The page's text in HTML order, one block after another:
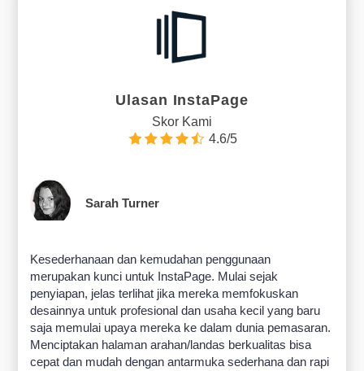
Ulasan InstaPage
Skor Kami
4.6/5
Sarah Turner
Kesederhanaan dan kemudahan penggunaan
merupakan kunci untuk InstaPage. Mulai sejak
penyiapan, jelas terlihat jika mereka memfokuskan
desainnya untuk profesional dan usaha kecil yang baru
saja memulai upaya mereka ke dalam dunia pemasaran.
Menciptakan halaman arahan/landas berkualitas bisa
cepat dan mudah dengan antarmuka sederhana dan rapi